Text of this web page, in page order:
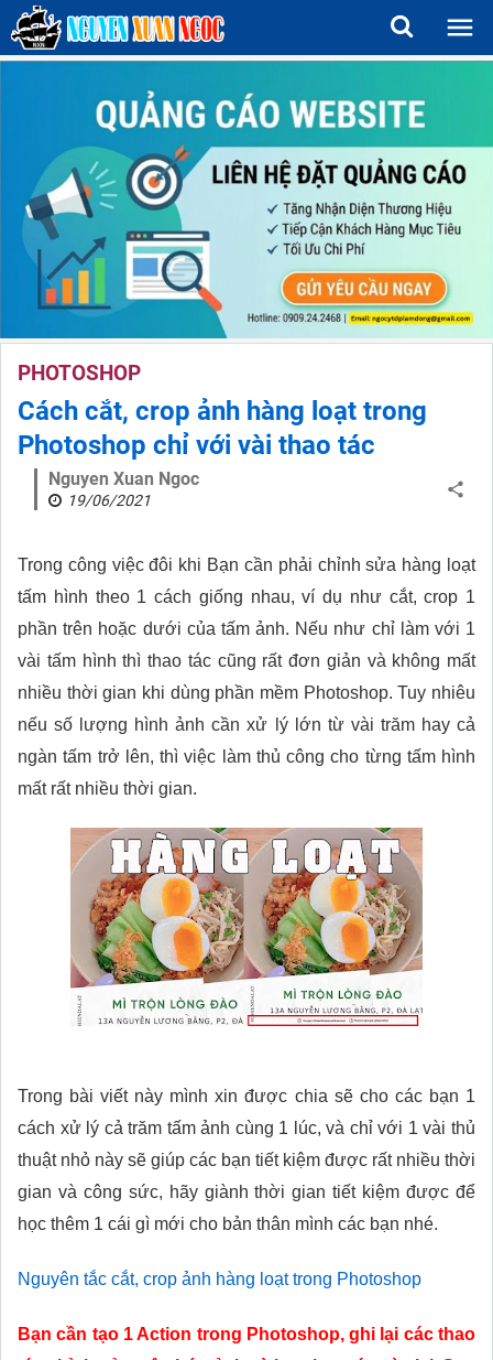
PHOTOSHOP
Cách cắt, crop ảnh hàng loạt trong
Photoshop chỉ với vài thao tác
Nguyen Xuan Ngoc
19/06/2021
Trong công việc đôi khi Bạn cần phải chỉnh sửa hàng loạt
tấm hình theo 1 cách giống nhau, ví dụ như cắt, crop 1
phần trên hoặc dưới của tấm ảnh. Nếu như chỉ làm với 1
vài tấm hình thì thao tác cũng rất đơn giản và không mất
nhiều thời gian khi dùng phần mềm Photoshop. Tuy nhiêu
nếu số lượng hình ảnh cần xử lý lớn từ vài trăm hay cả
ngàn tấm trở lên, thì việc làm thủ công cho từng tấm hình
mất rất nhiều thời gian.
Trong bài viết này mình xin được chia sẽ cho các bạn 1
cách xử lý cả trăm tấm ảnh cùng 1 lúc, và chỉ với 1 vài thủ
thuật nhỏ này sẽ giúp các bạn tiết kiệm được rất nhiều thời
gian và công sức, hãy giành thời gian tiết kiệm được để
học thêm 1 cái gì mới cho bản thân mình các bạn nhé.
Nguyên tắc cắt, crop ảnh hàng loạt trong Photoshop
Bạn cần tạo 1 Action trong Photoshop, ghi lại các thao